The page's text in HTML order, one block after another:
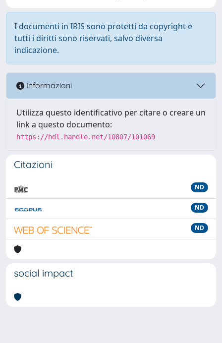
I documenti in IRIS sono protetti da copyright e
tutti i diritti sono riservati, salvo diversa
indicazione.
Informazioni
Utilizza questo identificativo per citare o creare un
link a questo documento:
https://hdl.handle.net/10807/101069
Citazioni
ND
ND
ND
social impact